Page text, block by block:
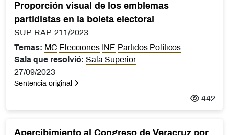
Proporción visual de los emblemas
partidistas en la boleta electoral
SUP-RAP-211/2023
Temas: MC Elecciones INE Partidos Políticos
Sala que resolvió: Sala Superior
27/09/2023
Sentencia original
442